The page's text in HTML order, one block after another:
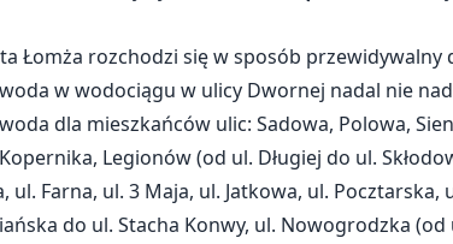
Łomża rozchodzi się w sposób przewidywalny
w wodociągu w ulicy Dwornej nadal nie
dla mieszkańców ulic: Sadowa, Polowa,
Legionów (od ul. Długiej do ul.
Farna, ul. 3 Maja, ul. Jatkowa, ul.
do ul. Stacha Konwy, ul. Nowogrodzka